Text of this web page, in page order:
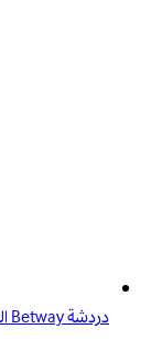
دردشة Betway المباشرة دعم فوري في تونس